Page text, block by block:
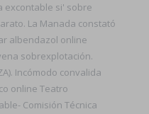
excontable si' sobre
La Manada constató
albendazol online
sobrexplotación.
Incómodo convalida
online Teatro
Comisión Técnica